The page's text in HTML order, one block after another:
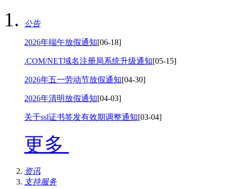
公告
2026年端午放假通知[06-18]
.COM/NET域名注册局系统升级通知[05-15]
2026年五一劳动节放假通知[04-30]
2026年清明放假通知[04-03]
关于ssl证书签发有效期调整通知[03-04]
更多
资讯
支持服务